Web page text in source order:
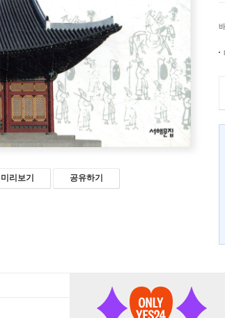
미리보기 공유하기